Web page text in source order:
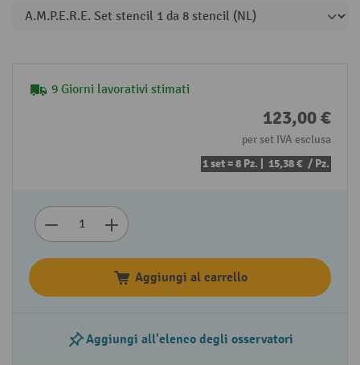
9 Giorni lavorativi stimati
123,00 €
per set IVA esclusa
1 set = 8 Pz. | 15,38 € / Pz.
Aggiungi al carrello
Aggiungi all'elenco degli osservatori